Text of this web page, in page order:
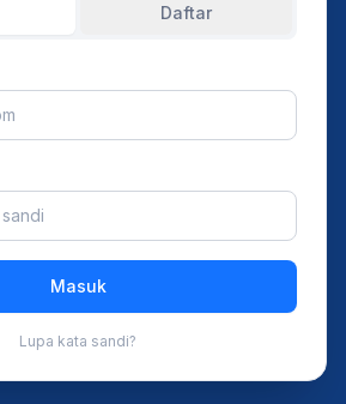
Daftar
Masuk
Lupa kata sandi?
Ads Pricing